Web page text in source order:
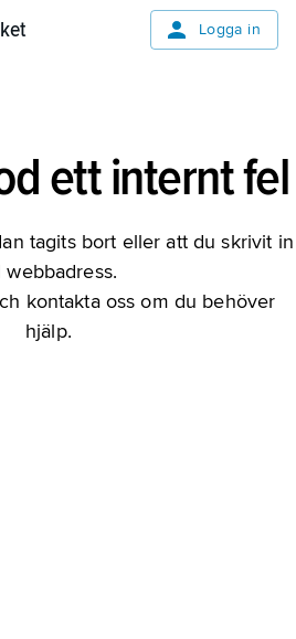
Logga in
ett internt fel
tagits bort eller att du skrivit in
webbadress.
kontakta oss om du behöver
hjälp.